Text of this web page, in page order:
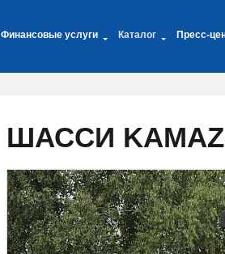
Финансовые услуги Каталог Пресс-
ШАССИ